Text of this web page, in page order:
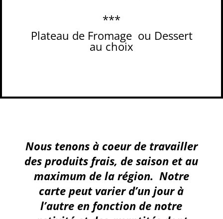
***
Plateau de Fromage ou Dessert
au choix
Nous tenons à coeur de travailler
des produits frais, de saison et au
maximum de la région. Notre
carte peut varier d’un jour à
l’autre en fonction de notre